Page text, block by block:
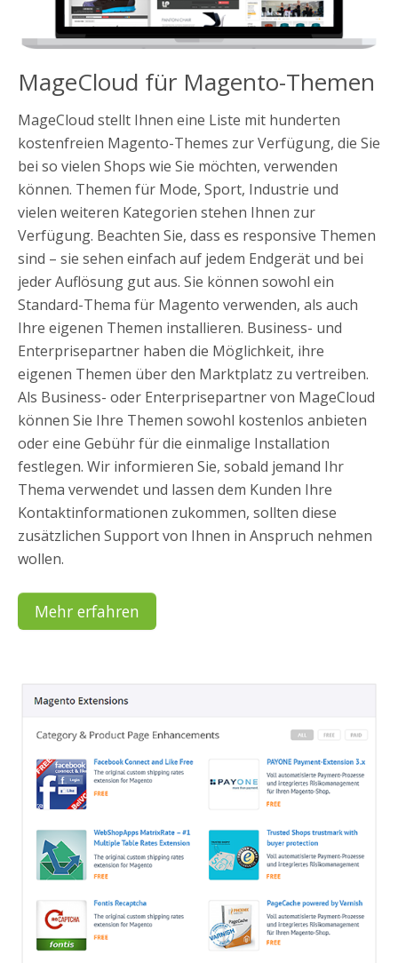
MageCloud für Magento-Themen
MageCloud stellt Ihnen eine Liste mit hunderten
kostenfreien Magento-Themes zur Verfügung, die Sie
bei so vielen Shops wie Sie möchten, verwenden
können. Themen für Mode, Sport, Industrie und
vielen weiteren Kategorien stehen Ihnen zur
Verfügung. Beachten Sie, dass es responsive Themen
sind – sie sehen einfach auf jedem Endgerät und bei
jeder Auflösung gut aus. Sie können sowohl ein
Standard-Thema für Magento verwenden, als auch
Ihre eigenen Themen installieren. Business- und
Enterprisepartner haben die Möglichkeit, ihre
eigenen Themen über den Marktplatz zu vertreiben.
Als Business- oder Enterprisepartner von MageCloud
können Sie Ihre Themen sowohl kostenlos anbieten
oder eine Gebühr für die einmalige Installation
festlegen. Wir informieren Sie, sobald jemand Ihr
Thema verwendet und lassen dem Kunden Ihre
Kontaktinformationen zukommen, sollten diese
zusätzlichen Support von Ihnen in Anspruch nehmen
wollen.
Mehr erfahren